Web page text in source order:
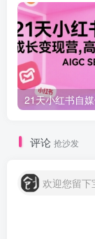
评论 抢沙发
欢迎您留下